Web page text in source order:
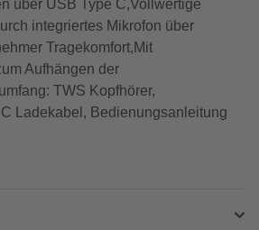
über USB Type C,Vollwertige
integriertes Mikrofon über
Tragekomfort,Mit
Aufhängen der
TWS Kopfhörer,
C Ladekabel, Bedienungsanleitung